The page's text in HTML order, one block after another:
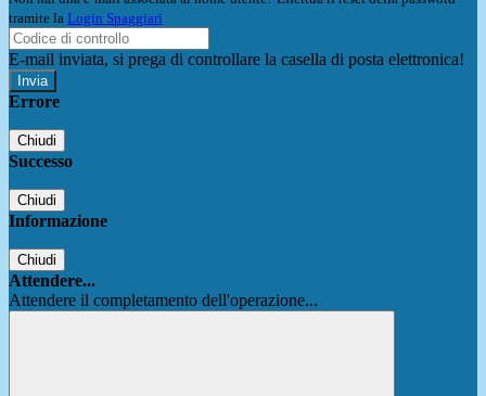
tramite la Login Spaggiari
E-mail inviata, si prega di controllare la casella di posta elettronica!
Errore
Chiudi
Successo
Chiudi
Informazione
Chiudi
Attendere...
Attendere il completamento dell'operazione...